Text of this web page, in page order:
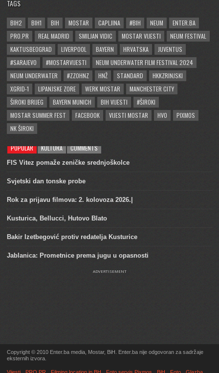
TAGS
BIH2 BIH1 BIH MOSTAR CAPLJINA #BIH NEUM
ENTER.BA
PRO.PR
REAL MADRID SMILJAN VIDIC MOSTAR VIJESTI
NEUM FESTIVAL
KAKTUSBEOGRAD
LIVERPOOL BAYERN HRVATSKA
JUVENTUS
#SARAJEVO
#MOSTARVIJESTI
NEUM UNDERWATER FILM FESTIVAL 2024
NEUM UNDERWATER
#ZZOHNZ HNŽ STANDARD
HKKZRINJSKI
XGRID-1
LIPANJSKE ZORE WERK MOSTAR
MANCHESTER CITY
ŠIROKI BRIJEG
BAYERN MUNICH BIH VIJESTI
#ŠIROKI
MOSTAR SUMMER FEST
FACEBOOK VIJESTI MOSTAR HVO
PIXMOS
NK ŠIROKI
POPULAR KULTURA COMMENTS
FIS Vitez pomaže zeničke srednjoškolce
Svjetski dan tonske probe
Rok za prijavu filmova: 2. kolovoza 2026.|
Kusturica, Bellucci, Hutovo Blato
Bakir Izetbegović protiv redatelja Kusturice
Jablanica: Prometnice prema jugu u opasnosti
ADVERTISEMENT
Copyright © 2010 Enter.ba media, Mostar, BiH. Enter.ba nije odgovoran za sadržaje
eksternih izvora.